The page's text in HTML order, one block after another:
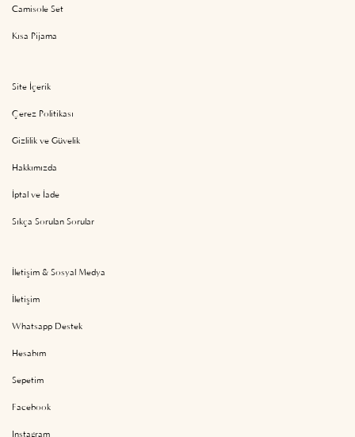
Camisole Set
Kısa Pijama
Site İçerik
Çerez Politikası
Gizlilik ve Güvelik
Hakkımızda
İptal ve İade
Sıkça Sorulan Sorular
İletişim & Sosyal Medya
İletişim
Whatsapp Destek
Hesabım
Sepetim
Facebook
Instagram